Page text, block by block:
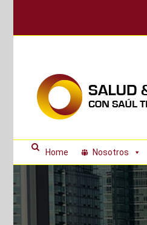
Home Nosotros